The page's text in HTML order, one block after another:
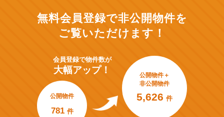
無料会員登録で非公開物件を
ご覧いただけます！
会員登録で物件数が
大幅アップ！
公開物件
781 件
公開物件＋
非公開物件
5,626 件